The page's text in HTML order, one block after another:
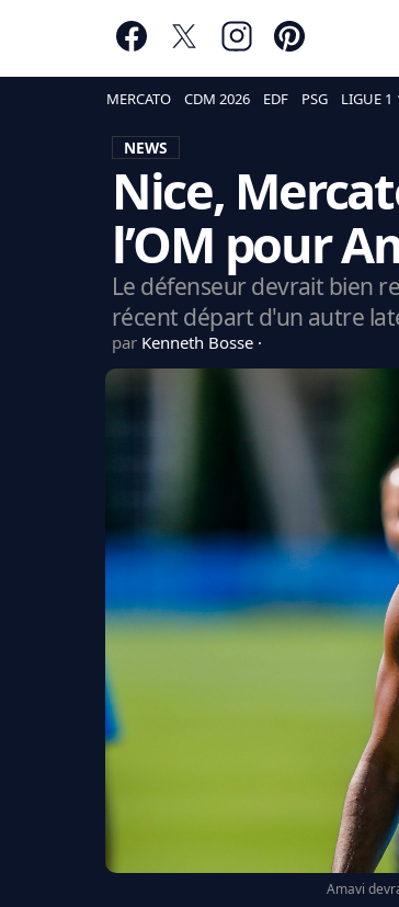
MERCATO CDM 2026 EDF PSG LIGUE 1
NEWS
Nice,
l’OM pour
Le défenseur devrait bien
récent départ d'un autre
par Kenneth Bosse
Amavi